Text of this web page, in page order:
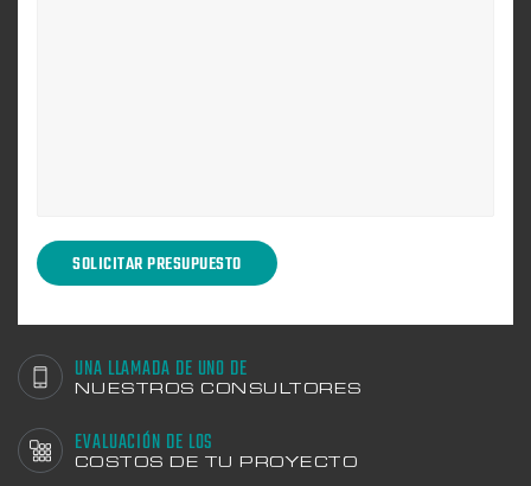
UNA LLAMADA DE UNO DE
NUESTROS CONSULTORES
EVALUACIÓN DE LOS
COSTOS DE TU PROYECTO